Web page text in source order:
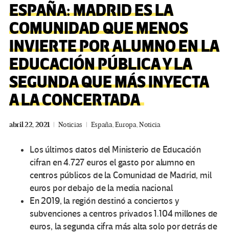
ESPAÑA: MADRID ES LA
COMUNIDAD QUE MENOS
INVIERTE POR ALUMNO EN LA
EDUCACIÓN PÚBLICA Y LA
SEGUNDA QUE MÁS INYECTA
A LA CONCERTADA
abril 22, 2021 Noticias España,Europa,Noticia
Los últimos datos del Ministerio de Educación
cifran en 4.727 euros el gasto por alumno en
centros públicos de la Comunidad de Madrid, mil
euros por debajo de la media nacional
En 2019, la región destinó a conciertos y
subvenciones a centros privados 1.104 millones de
euros, la segunda cifra más alta solo por detrás de